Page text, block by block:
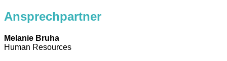
Ansprechpartner
Melanie Bruha
Human Resources